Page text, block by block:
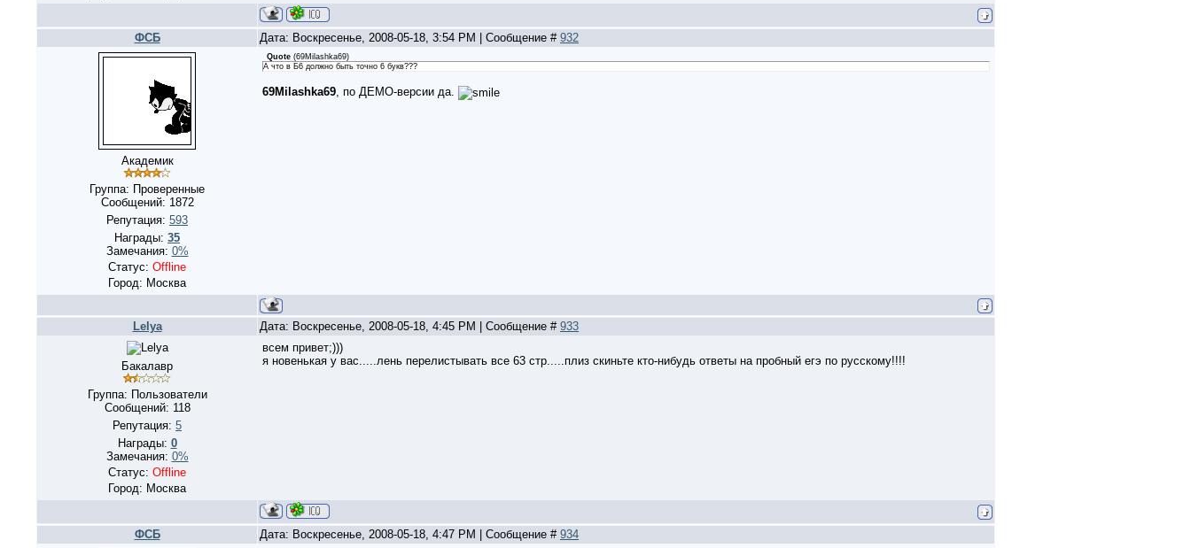
ФСБ Дата: Воскресенье, 2008-05-18, 3:54 PM | Сообщение # 932
Академик
Группа: Проверенные
Сообщений: 1872
Репутация: 593
Награды: 35
Замечания: 0%
Статус: Offline
Город: Москва
Quote (69Milashka69)
А что в Б6 должно быть точно 6 букв???
69Milashka69, по ДЕМО-версии да.
Lelya Дата: Воскресенье, 2008-05-18, 4:45 PM | Сообщение # 933
Бакалавр
Группа: Пользователи
Сообщений: 118
Репутация: 5
Награды: 0
Замечания: 0%
Статус: Offline
Город: Москва
всем привет;)))
я новенькая у вас.....лень перелистывать все 63 стр.....плиз скиньте кто-нибудь ответы на пробный егэ по русскому!!!!
ФСБ Дата: Воскресенье, 2008-05-18, 4:47 PM | Сообщение # 934